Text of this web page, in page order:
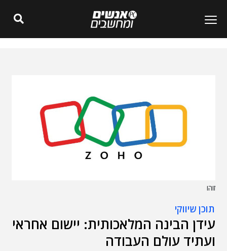
זוהו
תוכן שיווקי
עידן הבינה המלאכותית: יישום אחראי
ועתיד עולם העבודה